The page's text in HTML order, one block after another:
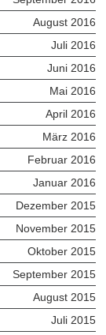
August 2016
Juli 2016
Juni 2016
Mai 2016
April 2016
März 2016
Februar 2016
Januar 2016
Dezember 2015
November 2015
Oktober 2015
September 2015
August 2015
Juli 2015